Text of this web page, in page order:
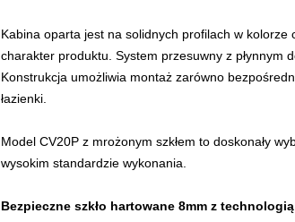
Kabina oparta jest na solidnych profilach w
charakter produktu. System przesuwny z płynnym
Konstrukcja umożliwia montaż zarówno
łazienki.
Model CV20P z mrożonym szkłem to doskonały
wysokim standardzie wykonania.
Bezpieczne szkło hartowane 8mm z